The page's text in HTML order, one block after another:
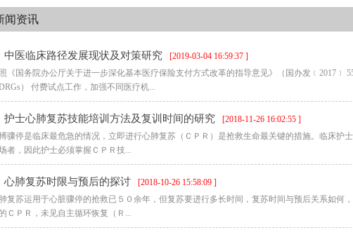
闻资讯
中医临床路径发展现状及对策研究
[2019-03-04 16:59:37 ]
《国务院办公厅关于进一步深化基本医疗保险支付方式改革的指导意见》（国办发﹝2017﹞
DRGs） 付费试点工作，加强不同医疗机...
护士心肺复苏技能培训方法及复训时间的研究
[2018-11-26 16:02:55 ]
骤停是临床最危急的情况，立即进行心肺复苏（ＣＰＲ）是抢救生命最关键的措施。临床护
者，因此护士必须掌握ＣＰＲ技...
心肺复苏时限与预后的探讨
[2018-10-26 15:58:09 ]
复苏运用于心脏骤停的抢救已５０余年，但复苏要进行多长时间，复苏时间与预后关系如何
ＣＰＲ，未见自主循环恢复（Ｒ...